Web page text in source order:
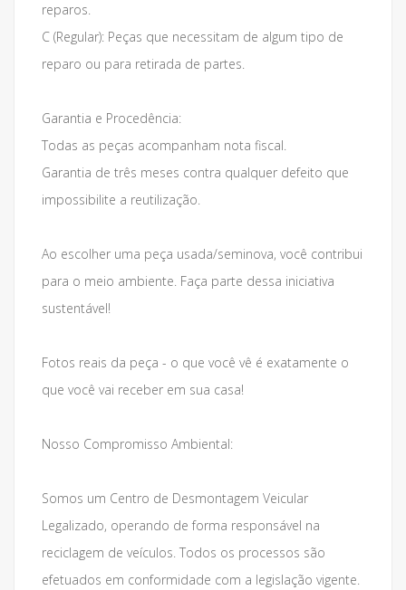
reparos.
C (Regular): Peças que necessitam de algum tipo de
reparo ou para retirada de partes.
Garantia e Procedência:
Todas as peças acompanham nota fiscal.
Garantia de três meses contra qualquer defeito que
impossibilite a reutilização.
Ao escolher uma peça usada/seminova, você contribui
para o meio ambiente. Faça parte dessa iniciativa
sustentável!
Fotos reais da peça - o que você vê é exatamente o
que você vai receber em sua casa!
Nosso Compromisso Ambiental:
Somos um Centro de Desmontagem Veicular
Legalizado, operando de forma responsável na
reciclagem de veículos. Todos os processos são
efetuados em conformidade com a legislação vigente.